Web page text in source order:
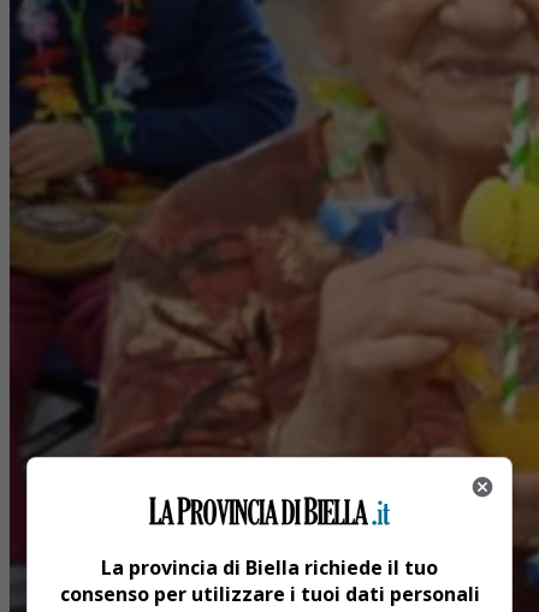
La provincia di Biella richiede il tuo
consenso per utilizzare i tuoi dati personali